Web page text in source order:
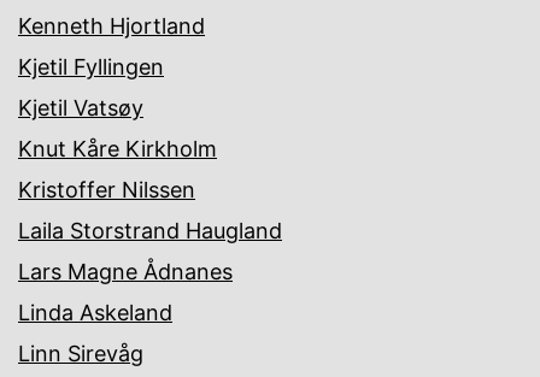
Kenneth Hjortland
Kjetil Fyllingen
Kjetil Vatsøy
Knut Kåre Kirkholm
Kristoffer Nilssen
Laila Storstrand Haugland
Lars Magne Ådnanes
Linda Askeland
Linn Sirevåg